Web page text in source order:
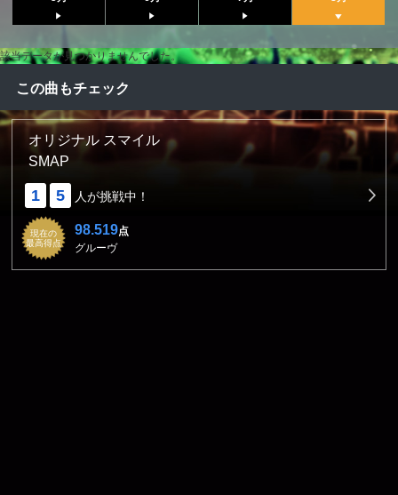
該当データが見つかりませんでした。
この曲もチェック
オリジナル スマイル
SMAP
1 5 人が挑戦中！
現在の
最高得点
98.519点
グルーヴ